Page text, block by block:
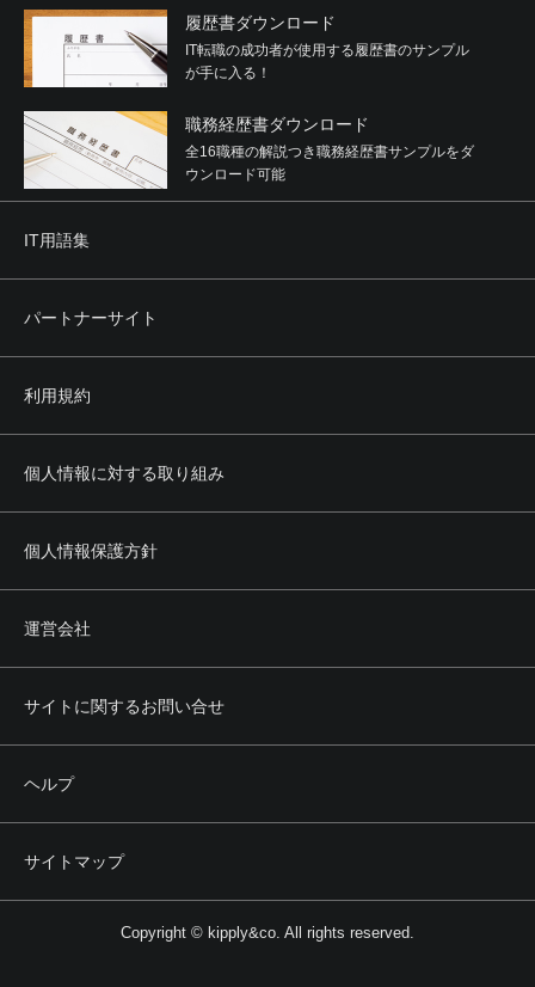
履歴書ダウンロード
IT転職の成功者が使用する履歴書のサンプル
が手に入る！
職務経歴書ダウンロード
全16職種の解説つき職務経歴書サンプルをダ
ウンロード可能
IT用語集
パートナーサイト
利用規約
個人情報に対する取り組み
個人情報保護方針
運営会社
サイトに関するお問い合せ
ヘルプ
サイトマップ
Copyright © kipply&co. All rights reserved.